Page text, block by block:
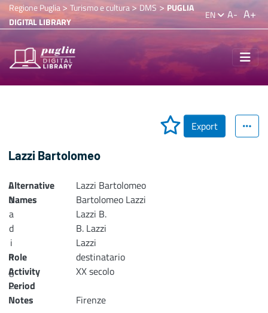
Regione Puglia> Turismo e cultura>DMS > PUGLIA
DIGITAL LIBRARY
EN A- A+
Export
Lazzi Bartolomeo
L
o
a
d
i
n
g
...
Loading...
Alternative
Names
Lazzi Bartolomeo
Bartolomeo Lazzi
Lazzi B.
B. Lazzi
Lazzi
Role
destinatario
Activity
Period
XX secolo
Notes
Firenze